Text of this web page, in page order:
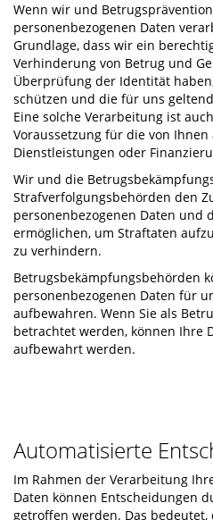
Wenn wir und
personenbezogenen Daten
Grundlage, dass wir ein
Verhinderung von Betrug und
Überprüfung der Identität
schützen und die für uns
Eine solche Verarbeitung ist
Voraussetzung für die von
Dienstleistungen oder
Wir und die
Strafverfolgungsbehörden den
personenbezogenen Daten und
ermöglichen, um Straftaten
zu verhindern.
Betrugsbekämpfungsbehörden
personenbezogenen Daten für
aufbewahren. Wenn Sie als
betrachtet werden, können Ihre
aufbewahrt werden.
Automatisierte
Im Rahmen der Verarbeitung
Daten können Entscheidungen
getroffen werden. Das